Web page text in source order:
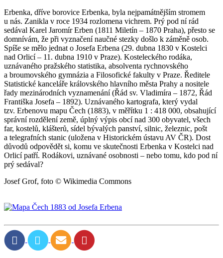
Erbenka, dříve borovice Erbenka, byla nejpamátnějším stromem
u nás. Zanikla v roce 1934 rozlomena vichrem. Prý pod ní rád
sedával Karel Jaromír Erben (1811 Miletín – 1870 Praha), přesto se
domnívám, že při vyznačení naučné stezky došlo k záměně osob.
Spíše se mělo jednat o Josefa Erbena (29. dubna 1830 v Kostelci
nad Orlicí – 11. dubna 1910 v Praze). Kosteleckého rodáka,
uznávaného pražského statistika, absolventa rychnovského
a broumovského gymnázia a Filosofické fakulty v Praze. Ředitele
Statistické kanceláře královského hlavního města Prahy a nositele
řady mezinárodních vyznamenání (Řád sv. Vladimíra – 1872, Řád
Františka Josefa – 1892). Uznávaného kartografa, který vydal
tzv. Erbenovu mapu Čech (1883), v měřítku 1 : 418 000, obsahující
správní rozdělení země, úplný výpis obcí nad 300 obyvatel, všech
far, kostelů, klášterů, sídel bývalých panství, silnic, železnic, pošt
a telegrafních stanic (uložena v Historickém ústavu AV ČR). Dost
důvodů odpovědět si, komu ve skutečnosti Erbenka v Kostelci nad
Orlicí patří. Rodákovi, uznávané osobnosti – nebo tomu, kdo pod ní
prý sedával?
Josef Grof, foto © Wikimedia Commons